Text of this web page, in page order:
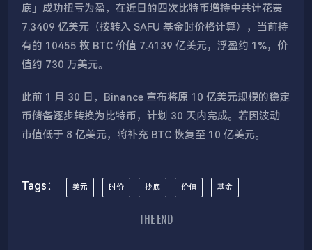
底」成功扭亏为盈，在近日的四次比特币增持中共计花费
7.3409 亿美元（按转入 SAFU 基金时价格计算），当前持
有的 10455 枚 BTC 价值 7.4139 亿美元，浮盈约 1%，价
值约 730 万美元。
此前 1 月 30 日，Binance 宣布将原 10 亿美元规模的稳定
币储备逐步转换为比特币，计划 30 天内完成。若因波动
市值低于 8 亿美元，将补充 BTC 恢复至 10 亿美元。
Tags： 美元 时价 抄底 价值 基金
- THE END -